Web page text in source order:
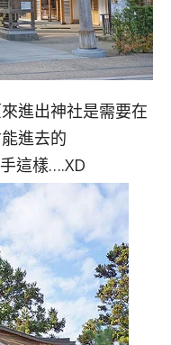
進出神社是需要在
進去的
這樣….XD